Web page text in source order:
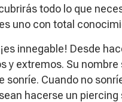
todo lo que
uno con total
innegable! Desde
y extremos. Su
sonríe. Cuando no
hacerse un